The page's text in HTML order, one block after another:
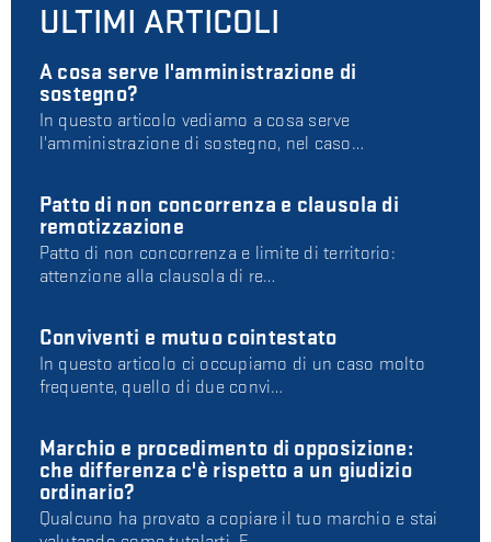
ULTIMI ARTICOLI
A cosa serve l'amministrazione di
sostegno?
In questo articolo vediamo a cosa serve
l'amministrazione di sostegno, nel caso…
Patto di non concorrenza e clausola di
remotizzazione
Patto di non concorrenza e limite di territorio:
attenzione alla clausola di re…
Conviventi e mutuo cointestato
In questo articolo ci occupiamo di un caso molto
frequente, quello di due convi…
Marchio e procedimento di opposizione:
che differenza c'è rispetto a un giudizio
ordinario?
Qualcuno ha provato a copiare il tuo marchio e stai